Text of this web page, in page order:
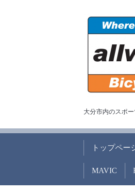
大分市内のスポ
トップペー
MAVIC